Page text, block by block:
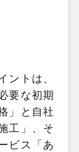
ントは、
要な初期
」と自社
工」、そ
ビス「あ